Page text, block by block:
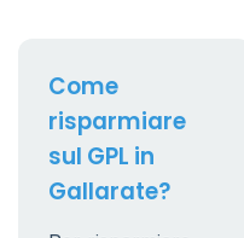
Come
risparmiare
sul GPL in
Gallarate?